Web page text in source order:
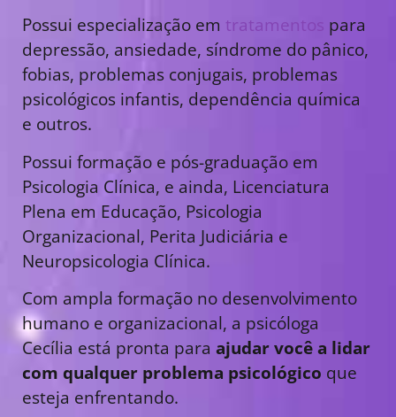
Possui especialização em tratamentos para
depressão, ansiedade, síndrome do pânico,
fobias, problemas conjugais, problemas
psicológicos infantis, dependência química
e outros.
Possui formação e pós-graduação em
Psicologia Clínica, e ainda, Licenciatura
Plena em Educação, Psicologia
Organizacional, Perita Judiciária e
Neuropsicologia Clínica.
Com ampla formação no desenvolvimento
humano e organizacional, a psicóloga
Cecília está pronta para ajudar você a lidar
com qualquer problema psicológico que
esteja enfrentando.